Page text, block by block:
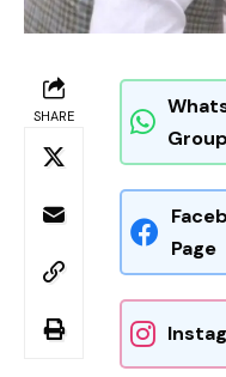
SHARE
Group
Page